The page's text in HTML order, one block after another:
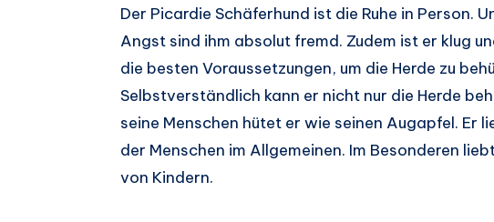
Der Picardie Schäferhund ist die Ruhe in Person.
Angst sind ihm absolut fremd. Zudem ist er klug
die besten Voraussetzungen, um die Herde zu
Selbstverständlich kann er nicht nur die Herde
seine Menschen hütet er wie seinen Augapfel. Er
der Menschen im Allgemeinen. Im Besonderen
von Kindern.